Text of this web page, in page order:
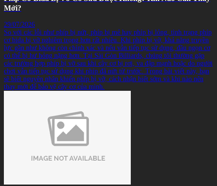
Mới?
29/07/2026
So với các lỗi như phíp bị nứt, phíp bị mẻ hay phíp bị lỏng, tình trạng phíp
cơ bida bị vỡ nghiêm trọng hơn rất nhiều. Khi phíp bị vỡ, khả năng truyền
lực gần như không còn chính xác và nếu vẫn tiếp tục sử dụng, đầu ngọn cơ
có thể bị hư hỏng nặng hơn. Tại Sài Gòn Billiards, chúng tôi thường gặp
các trường hợp phíp bị vỡ sau khi cây cơ bị rơi, va đập mạnh hoặc do người
chơi vẫn tiếp tục sử dụng khi phíp đã nứt từ trước. Trong bài viết này, bạn
sẽ biết nguyên nhân khiến phíp bị vỡ, cách nhận biết sớm và khi nào nên
thay mới để bảo vệ cây cơ của mình.